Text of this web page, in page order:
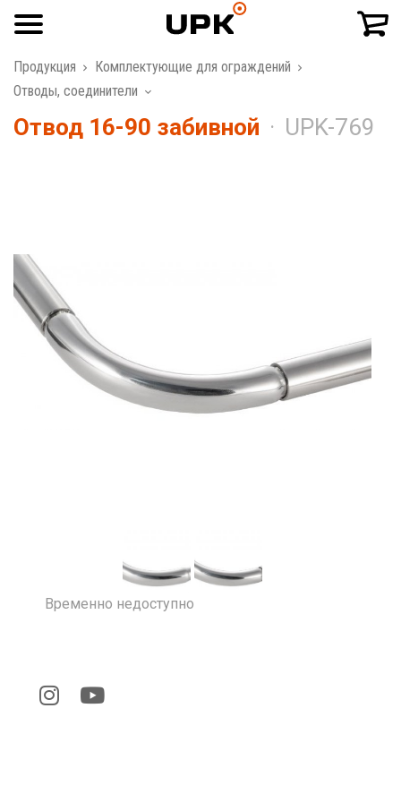
Продукция
Комплектующие для ограждений
Отводы, соединители
Отвод 16-90 забивной UPK-769
Временно недоступно